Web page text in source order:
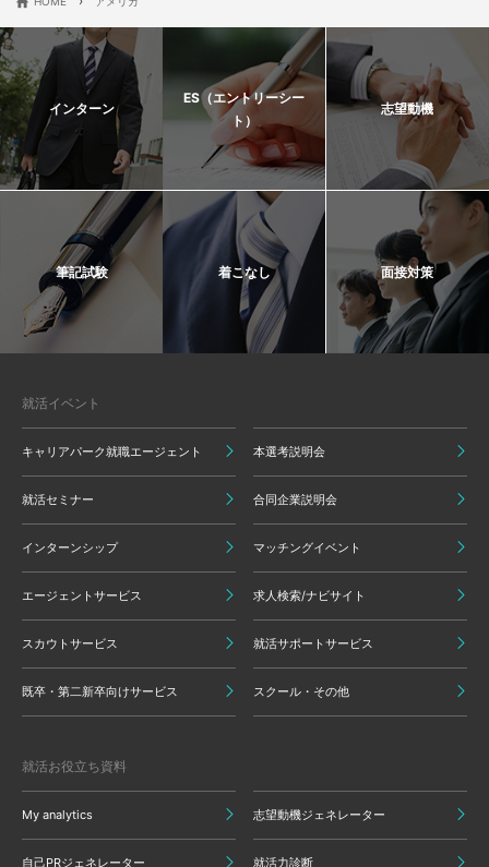
インターン
ES（エントリーシー
ト）
志望動機
筆記試験 着こなし 面接対策
就活イベント
キャリアパーク就職エージェント 本選考説明会
就活セミナー 合同企業説明会
インターンシップ マッチングイベント
エージェントサービス 求人検索/ナビサイト
スカウトサービス 就活サポートサービス
既卒・第二新卒向けサービス スクール・その他
就活お役立ち資料
My analytics 志望動機ジェネレーター
自己PRジェネレーター 就活力診断